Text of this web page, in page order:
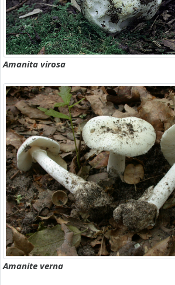
Amanita virosa
Amanite verna